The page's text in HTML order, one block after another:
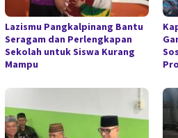
Lazismu Pangkalpinang Bantu
Seragam dan Perlengkapan
Sekolah untuk Siswa Kurang
Mampu